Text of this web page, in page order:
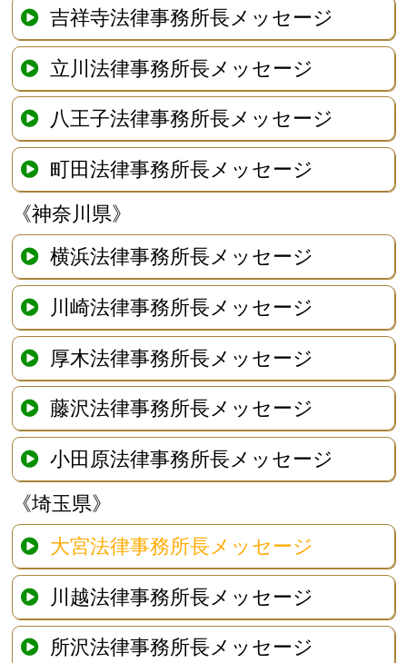
吉祥寺法律事務所長メッセージ
立川法律事務所長メッセージ
八王子法律事務所長メッセージ
町田法律事務所長メッセージ
《神奈川県》
横浜法律事務所長メッセージ
川崎法律事務所長メッセージ
厚木法律事務所長メッセージ
藤沢法律事務所長メッセージ
小田原法律事務所長メッセージ
《埼玉県》
大宮法律事務所長メッセージ
川越法律事務所長メッセージ
所沢法律事務所長メッセージ